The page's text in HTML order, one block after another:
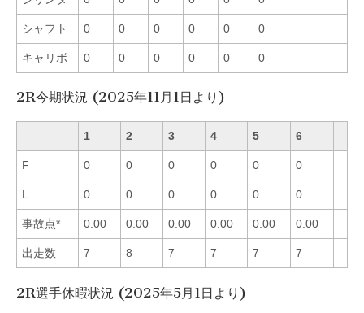
シャフト 0 0 0 0 0 0
キャリボ 0 0 0 0 0 0
2R今期状況 (2025年11月1日より)
1 2 3 4 5 6
F 0 0 0 0 0 0
L 0 0 0 0 0 0
事故点* 0.00 0.00 0.00 0.00 0.00 0.00
出走数 7 8 7 7 7 7
2R選手休暇状況 (2025年5月1日より)